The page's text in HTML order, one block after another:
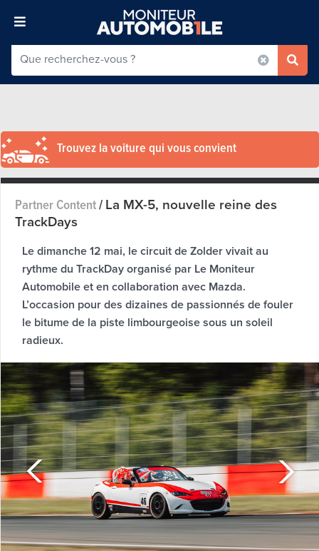
Trouvez la voiture qui vous convient
Partner Content/La MX-5, nouvelle reine des
TrackDays
Le dimanche 12 mai, le circuit de Zolder vivait au
rythme du TrackDay organisé par Le Moniteur
Automobile et en collaboration avec Mazda.
L’occasion pour des dizaines de passionnés de fouler
le bitume de la piste limbourgeoise sous un soleil
radieux.